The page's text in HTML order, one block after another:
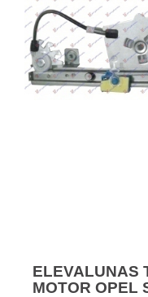
ELEVALUNAS
MOTOR OPEL